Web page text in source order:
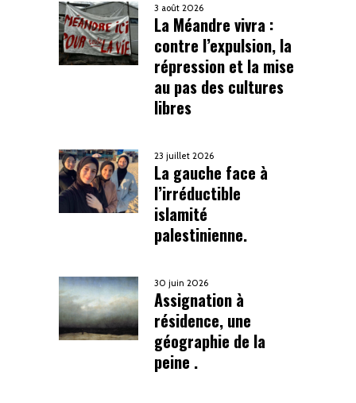
3 août 2026
La Méandre vivra :
contre l’expulsion, la
répression et la mise
au pas des cultures
libres
23 juillet 2026
La gauche face à
l’irréductible
islamité
palestinienne.
30 juin 2026
Assignation à
résidence, une
géographie de la
peine .